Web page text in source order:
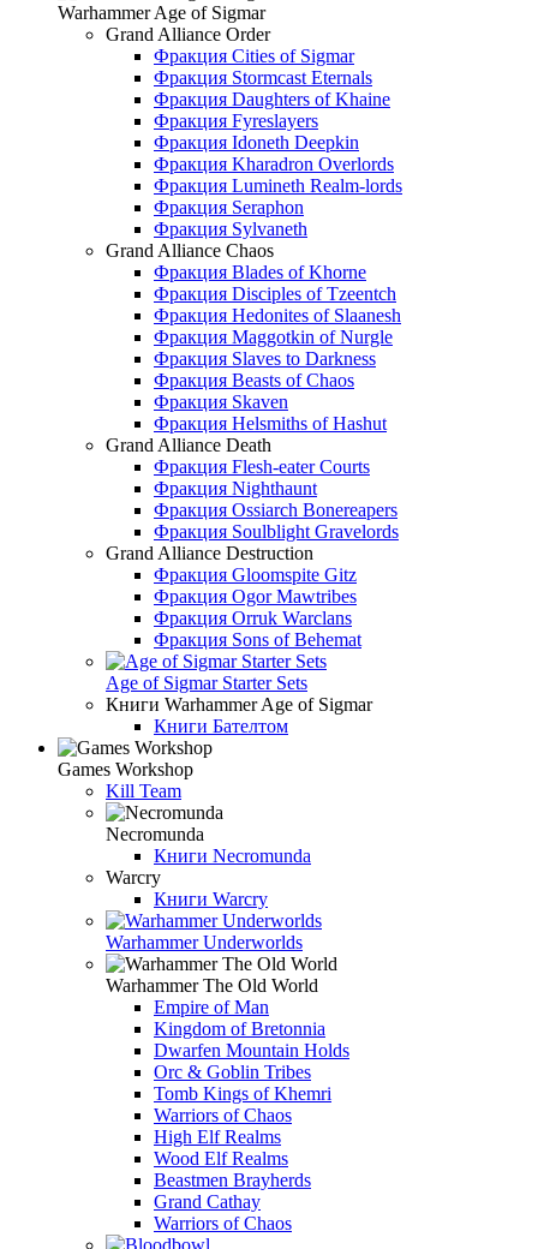
Warhammer Age of Sigmar
Grand Alliance Order
Фракция Cities of Sigmar
Фракция Stormcast Eternals
Фракция Daughters of Khaine
Фракция Fyreslayers
Фракция Idoneth Deepkin
Фракция Kharadron Overlords
Фракция Lumineth Realm-lords
Фракция Seraphon
Фракция Sylvaneth
Grand Alliance Chaos
Фракция Blades of Khorne
Фракция Disciples of Tzeentch
Фракция Hedonites of Slaanesh
Фракция Maggotkin of Nurgle
Фракция Slaves to Darkness
Фракция Beasts of Chaos
Фракция Skaven
Фракция Helsmiths of Hashut
Grand Alliance Death
Фракция Flesh-eater Courts
Фракция Nighthaunt
Фракция Ossiarch Bonereapers
Фракция Soulblight Gravelords
Grand Alliance Destruction
Фракция Gloomspite Gitz
Фракция Ogor Mawtribes
Фракция Orruk Warclans
Фракция Sons of Behemat
Age of Sigmar Starter Sets
Книги Warhammer Age of Sigmar
Книги Бателтом
Games Workshop
Kill Team
Necromunda
Книги Necromunda
Warcry
Книги Warcry
Warhammer Underworlds
Warhammer The Old World
Empire of Man
Kingdom of Bretonnia
Dwarfen Mountain Holds
Orc & Goblin Tribes
Tomb Kings of Khemri
Warriors of Chaos
High Elf Realms
Wood Elf Realms
Beastmen Brayherds
Grand Cathay
Warriors of Chaos